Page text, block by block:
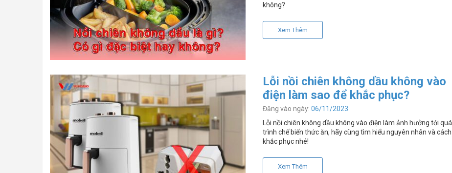
không?
Xem Thêm
Lỗi nồi chiên không dầu không vào
điện làm sao để khắc phục?
Đăng vào ngày: 06/11/2023
Lỗi nồi chiên không dầu không vào điện làm ảnh hưởng tới quá
trình chế biến thức ăn, hãy cùng tìm hiểu nguyên nhân và cách
khắc phục nhé!
Xem Thêm